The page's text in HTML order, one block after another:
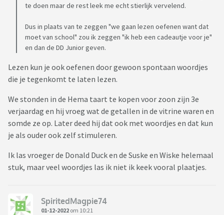
te doen maar de rest leek me echt stierlijk vervelend.
Dus in plaats van te zeggen "we gaan lezen oefenen want dat
moet van school" zou ik zeggen "ik heb een cadeautje voor je"
en dan de DD Junior geven.
Lezen kun je ook oefenen door gewoon spontaan woordjes
die je tegenkomt te laten lezen.
We stonden in de Hema taart te kopen voor zoon zijn 3e
verjaardag en hij vroeg wat de getallen in de vitrine waren en
somde ze op. Later deed hij dat ook met woordjes en dat kun
je als ouder ook zelf stimuleren.
Ik las vroeger de Donald Duck en de Suske en Wiske helemaal
stuk, maar veel woordjes las ik niet ik keek vooral plaatjes.
SpiritedMagpie74
01-12-2022 om 10:21